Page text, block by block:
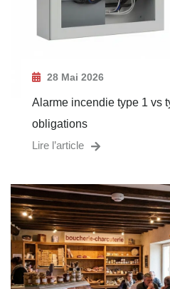
28 Mai 2026
Alarme incendie type 1 vs
obligations
Lire l’article